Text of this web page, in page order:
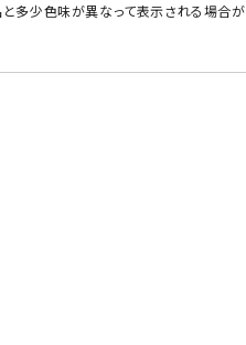
多少色味が異なって表示される場合